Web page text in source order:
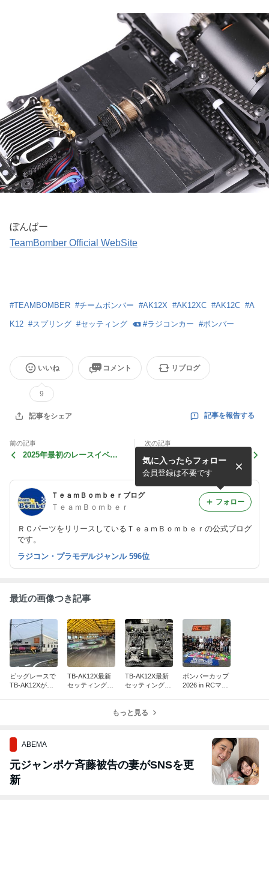
ぼんばー
TeamBomber Official WebSite
#TEAMBOMBER #チームボンバー #AK12X #AK12XC #AK12C #A
K12 #スプリング #セッティング #ラジコンカー #ボンバー
いいね
9
コメント リブログ
記事をシェア 記事を報告する
前の記事
2025年最初のレースイベン
次の記事
TeamBomber & プロケミ C
UP in SIROサーキット 開催
決定！
ＴｅａｍＢｏｍｂｅｒブログ
ＴｅａｍＢｏｍｂｅｒ
ＲＣパーツをリリースしているＴｅａｍＢｏｍｂｅｒの公式ブログ
です。
気に入ったらフォロー
会員登録は不要です
フォロー
ラジコン・プラモデルジャンル 596位
最近の画像つき記事
ビッグレースで
TB-AK12Xが躍
TB-AK12X最新
セッティング情
TB-AK12X最新
セッティング情
ボンバーカップ
2026 in RCマニ
もっと見る
ABEMA
元ジャンポケ斉藤被告の妻がSNSを更
新